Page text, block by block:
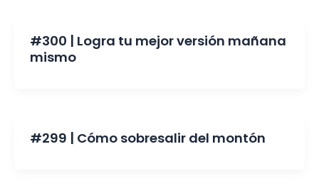
#300 | Logra tu mejor versión mañana
mismo
#299 | Cómo sobresalir del montón